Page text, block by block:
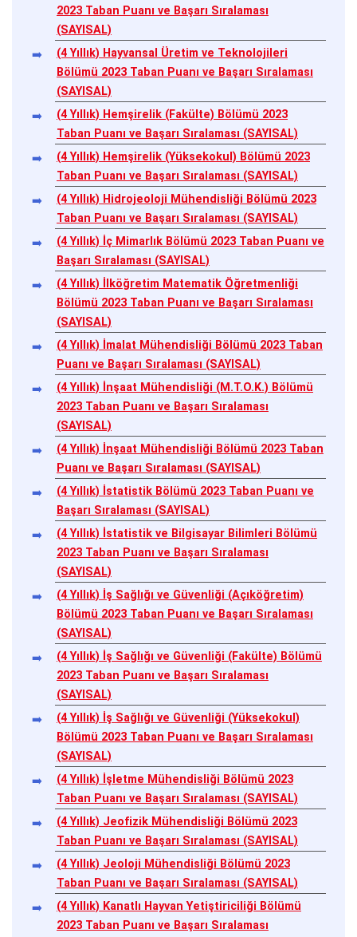
2023 Taban Puanı ve Başarı Sıralaması
(SAYISAL)
(4 Yıllık) Hayvansal Üretim ve Teknolojileri
Bölümü 2023 Taban Puanı ve Başarı Sıralaması
(SAYISAL)
(4 Yıllık) Hemşirelik (Fakülte) Bölümü 2023
Taban Puanı ve Başarı Sıralaması (SAYISAL)
(4 Yıllık) Hemşirelik (Yüksekokul) Bölümü 2023
Taban Puanı ve Başarı Sıralaması (SAYISAL)
(4 Yıllık) Hidrojeoloji Mühendisliği Bölümü 2023
Taban Puanı ve Başarı Sıralaması (SAYISAL)
(4 Yıllık) İç Mimarlık Bölümü 2023 Taban Puanı ve
Başarı Sıralaması (SAYISAL)
(4 Yıllık) İlköğretim Matematik Öğretmenliği
Bölümü 2023 Taban Puanı ve Başarı Sıralaması
(SAYISAL)
(4 Yıllık) İmalat Mühendisliği Bölümü 2023 Taban
Puanı ve Başarı Sıralaması (SAYISAL)
(4 Yıllık) İnşaat Mühendisliği (M.T.O.K.) Bölümü
2023 Taban Puanı ve Başarı Sıralaması
(SAYISAL)
(4 Yıllık) İnşaat Mühendisliği Bölümü 2023 Taban
Puanı ve Başarı Sıralaması (SAYISAL)
(4 Yıllık) İstatistik Bölümü 2023 Taban Puanı ve
Başarı Sıralaması (SAYISAL)
(4 Yıllık) İstatistik ve Bilgisayar Bilimleri Bölümü
2023 Taban Puanı ve Başarı Sıralaması
(SAYISAL)
(4 Yıllık) İş Sağlığı ve Güvenliği (Açıköğretim)
Bölümü 2023 Taban Puanı ve Başarı Sıralaması
(SAYISAL)
(4 Yıllık) İş Sağlığı ve Güvenliği (Fakülte) Bölümü
2023 Taban Puanı ve Başarı Sıralaması
(SAYISAL)
(4 Yıllık) İş Sağlığı ve Güvenliği (Yüksekokul)
Bölümü 2023 Taban Puanı ve Başarı Sıralaması
(SAYISAL)
(4 Yıllık) İşletme Mühendisliği Bölümü 2023
Taban Puanı ve Başarı Sıralaması (SAYISAL)
(4 Yıllık) Jeofizik Mühendisliği Bölümü 2023
Taban Puanı ve Başarı Sıralaması (SAYISAL)
(4 Yıllık) Jeoloji Mühendisliği Bölümü 2023
Taban Puanı ve Başarı Sıralaması (SAYISAL)
(4 Yıllık) Kanatlı Hayvan Yetiştiriciliği Bölümü
2023 Taban Puanı ve Başarı Sıralaması